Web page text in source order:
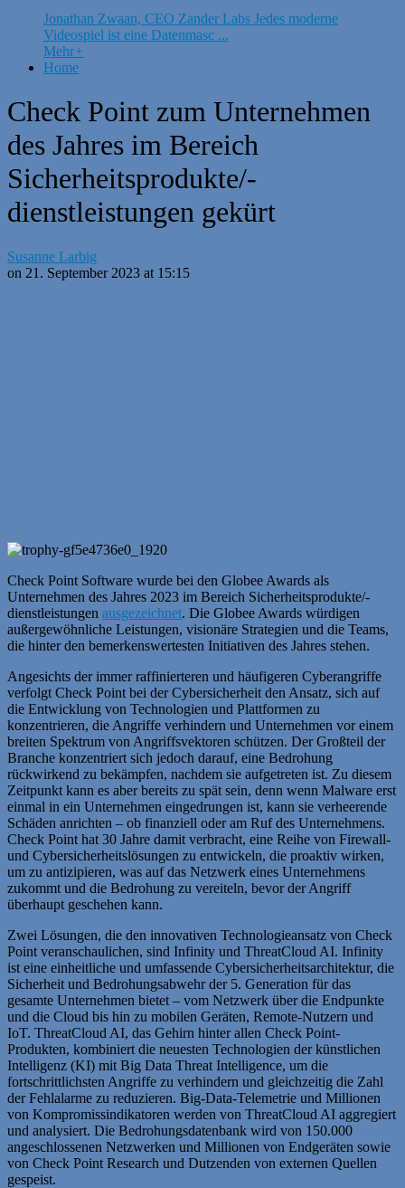
Jonathan Zwaan, CEO Zander Labs Jedes moderne
Videospiel ist eine Datenmasc ...
Mehr+
Home
Check Point zum Unternehmen
des Jahres im Bereich
Sicherheitsprodukte/-
dienstleistungen gekürt
Susanne Larbig
on 21. September 2023 at 15:15
Check Point Software wurde bei den Globee Awards als
Unternehmen des Jahres 2023 im Bereich Sicherheitsprodukte/-
dienstleistungen ausgezeichnet. Die Globee Awards würdigen
außergewöhnliche Leistungen, visionäre Strategien und die Teams,
die hinter den bemerkenswertesten Initiativen des Jahres stehen.
Angesichts der immer raffinierteren und häufigeren Cyberangriffe
verfolgt Check Point bei der Cybersicherheit den Ansatz, sich auf
die Entwicklung von Technologien und Plattformen zu
konzentrieren, die Angriffe verhindern und Unternehmen vor einem
breiten Spektrum von Angriffsvektoren schützen. Der Großteil der
Branche konzentriert sich jedoch darauf, eine Bedrohung
rückwirkend zu bekämpfen, nachdem sie aufgetreten ist. Zu diesem
Zeitpunkt kann es aber bereits zu spät sein, denn wenn Malware erst
einmal in ein Unternehmen eingedrungen ist, kann sie verheerende
Schäden anrichten – ob finanziell oder am Ruf des Unternehmens.
Check Point hat 30 Jahre damit verbracht, eine Reihe von Firewall-
und Cybersicherheitslösungen zu entwickeln, die proaktiv wirken,
um zu antizipieren, was auf das Netzwerk eines Unternehmens
zukommt und die Bedrohung zu vereiteln, bevor der Angriff
überhaupt geschehen kann.
Zwei Lösungen, die den innovativen Technologieansatz von Check
Point veranschaulichen, sind Infinity und ThreatCloud AI. Infinity
ist eine einheitliche und umfassende Cybersicherheitsarchitektur, die
Sicherheit und Bedrohungsabwehr der 5. Generation für das
gesamte Unternehmen bietet – vom Netzwerk über die Endpunkte
und die Cloud bis hin zu mobilen Geräten, Remote-Nutzern und
IoT. ThreatCloud AI, das Gehirn hinter allen Check Point-
Produkten, kombiniert die neuesten Technologien der künstlichen
Intelligenz (KI) mit Big Data Threat Intelligence, um die
fortschrittlichsten Angriffe zu verhindern und gleichzeitig die Zahl
der Fehlalarme zu reduzieren. Big-Data-Telemetrie und Millionen
von Kompromissindikatoren werden von ThreatCloud AI aggregiert
und analysiert. Die Bedrohungsdatenbank wird von 150.000
angeschlossenen Netzwerken und Millionen von Endgeräten sowie
von Check Point Research und Dutzenden von externen Quellen
gespeist.